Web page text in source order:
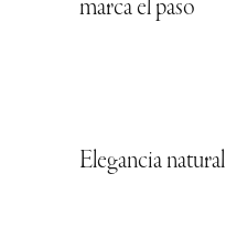
marca el paso
Elegancia natural